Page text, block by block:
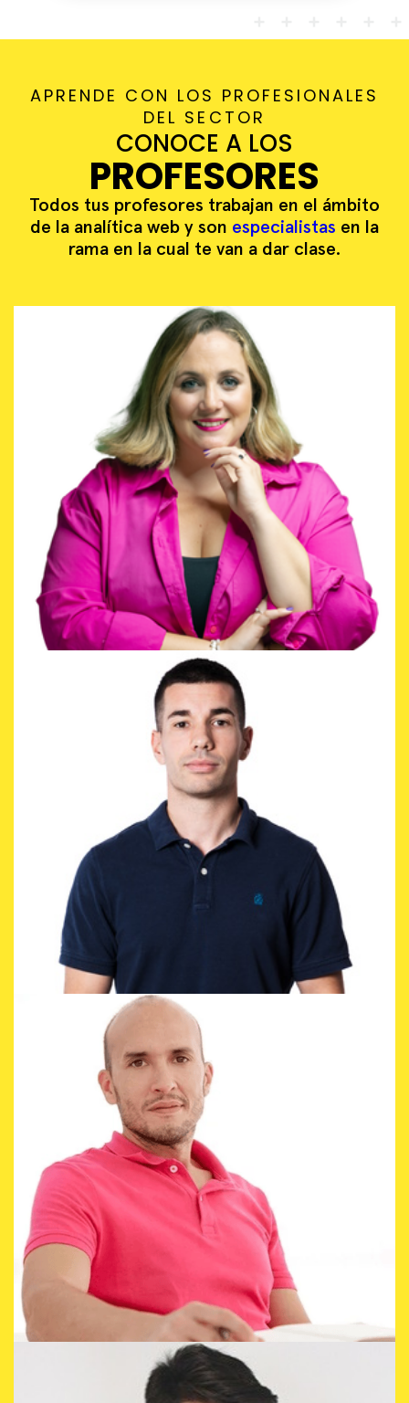
APRENDE CON LOS PROFESIONALES
DEL SECTOR
CONOCE A LOS
PROFESORES
Todos tus profesores trabajan en el ámbito
de la analítica web y son especialistas en la
rama en la cual te van a dar clase.